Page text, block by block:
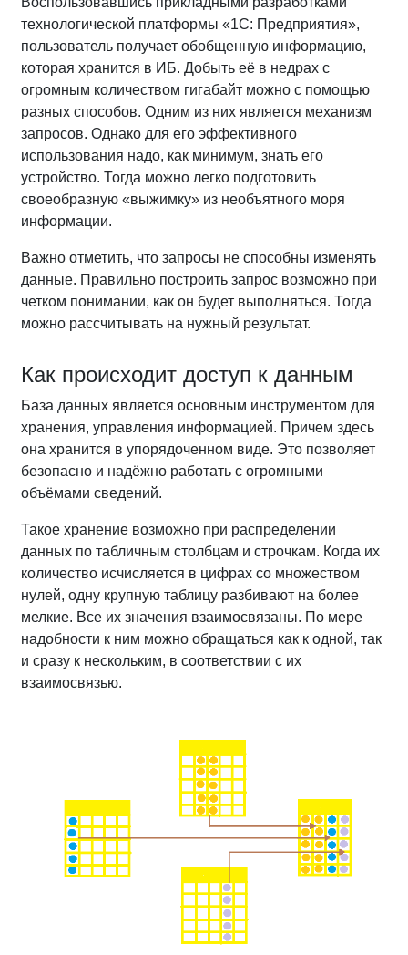
технологической платформы «1С: Предприятия»,
пользователь получает обобщенную информацию,
которая хранится в ИБ. Добыть её в недрах с
огромным количеством гигабайт можно с помощью
разных способов. Одним из них является механизм
запросов. Однако для его эффективного
использования надо, как минимум, знать его
устройство. Тогда можно легко подготовить
своеобразную «выжимку» из необъятного моря
информации.
Важно отметить, что запросы не способны изменять
данные. Правильно построить запрос возможно при
четком понимании, как он будет выполняться. Тогда
можно рассчитывать на нужный результат.
Как происходит доступ к данным
База данных является основным инструментом для
хранения, управления информацией. Причем здесь
она хранится в упорядоченном виде. Это позволяет
безопасно и надёжно работать с огромными
объёмами сведений.
Такое хранение возможно при распределении
данных по табличным столбцам и строчкам. Когда их
количество исчисляется в цифрах со множеством
нулей, одну крупную таблицу разбивают на более
мелкие. Все их значения взаимосвязаны. По мере
надобности к ним можно обращаться как к одной, так
и сразу к нескольким, в соответствии с их
взаимосвязью.